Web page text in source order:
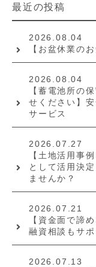
最近の投稿
2026.08.04
【お盆休業の
2026.08.04
【蓄電池所の
せください】
サービス
2026.07.27
【土地活用事
として活用決
ませんか？
2026.07.21
【資金面で諦
融資相談もサ
2026.07.13